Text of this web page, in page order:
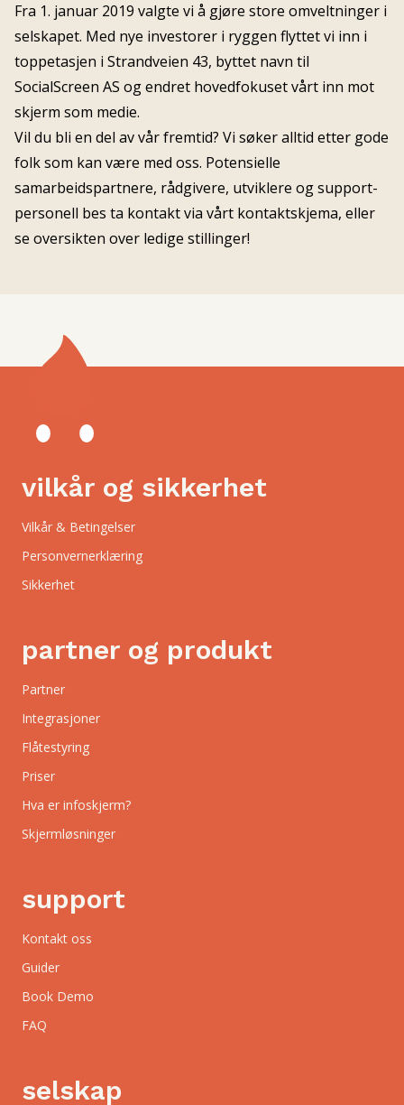
Fra 1. januar 2019 valgte vi å gjøre store omveltninger i
selskapet. Med nye investorer i ryggen flyttet vi inn i
toppetasjen i Strandveien 43, byttet navn til
SocialScreen AS og endret hovedfokuset vårt inn mot
skjerm som medie.
Vil du bli en del av vår fremtid? Vi søker alltid etter gode
folk som kan være med oss. Potensielle
samarbeidspartnere, rådgivere, utviklere og support-
personell bes ta kontakt via vårt kontaktskjema, eller
se oversikten over ledige stillinger!
vilkår og sikkerhet
Vilkår & Betingelser
Personvernerklæring
Sikkerhet
partner og produkt
Partner
Integrasjoner
Flåtestyring
Priser
Hva er infoskjerm?
Skjermløsninger
support
Kontakt oss
Guider
Book Demo
FAQ
selskap